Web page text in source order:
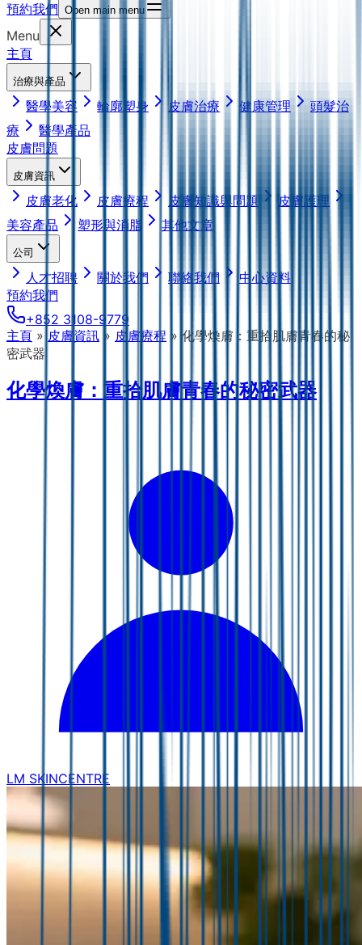
預約我們 Open main menu
Menu
主頁
治療與產品
醫學美容 輪廓塑身 皮膚治療 健康管理
頭髮治
療
醫學產品
皮膚問題
皮膚資訊
皮膚老化 皮膚療程 皮膚知識與問題
皮膚護理
美容產品
塑形與消脂 其他文章
公司
人才招聘 關於我們 聯絡我們
中心資料
預約我們
+852 3108-9779
主頁 » 皮膚資訊 » 皮膚療程 » 化學煥膚：重拾肌膚青春的秘
密武器
化學煥膚：重拾肌膚青春的秘密武器
LM SKINCENTRE